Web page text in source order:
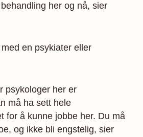
her og nå, sier
en psykiater eller
psykologer her er
må ha sett hele
for å kunne jobbe her. Du må
og ikke bli engstelig, sier